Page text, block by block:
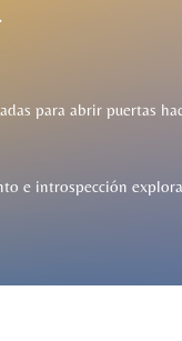
para abrir puertas
e introspección